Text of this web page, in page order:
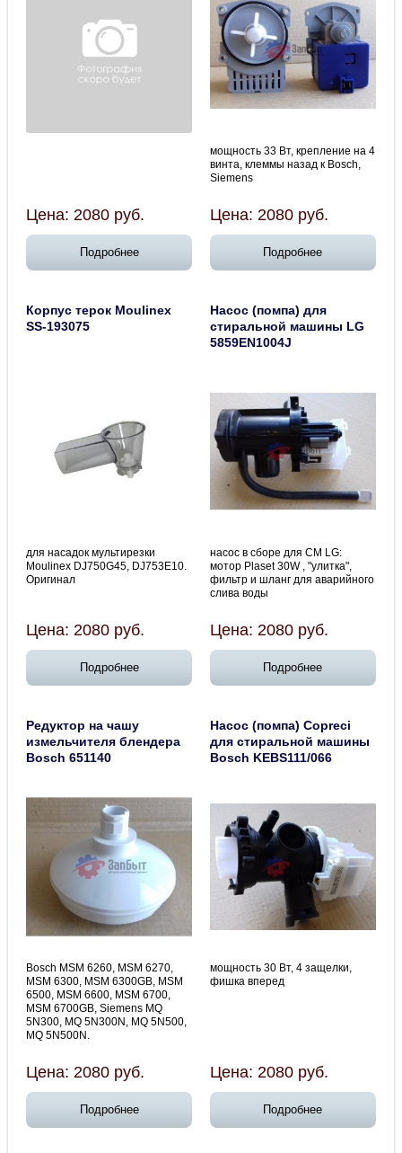
Цена:2080 руб.
Подробнее
мощность 33 Вт, крепление на 4
винта, клеммы назад к Bosсh,
Siеmens
Цена: 2080 руб.
Подробнее
Корпус терок Moulinex
SS-193075
для насадок мультирезки
Moulinex DJ750G45, DJ753E10.
Оригинал
Цена:2080 руб.
Подробнее
Насос (помпа) для
стиральной машины LG
5859EN1004J
насос в сборе для СМ LG:
мотор Plaset 30W , "улитка",
фильтр и шланг для аварийного
слива воды
Цена: 2080 руб.
Подробнее
Редуктор на чашу
измельчителя блендера
Bosch 651140
Bosch MSM 6260, MSM 6270,
MSM 6300, MSM 6300GB, MSM
6500, MSM 6600, MSM 6700,
MSM 6700GB, Siemens MQ
5N300, MQ 5N300N, MQ 5N500,
MQ 5N500N.
Цена:2080 руб.
Подробнее
Насос (помпа) Copreci
для стиральной машины
Bosсh KEBS111/066
мощность 30 Вт, 4 защелки,
фишка вперед
Цена: 2080 руб.
Подробнее